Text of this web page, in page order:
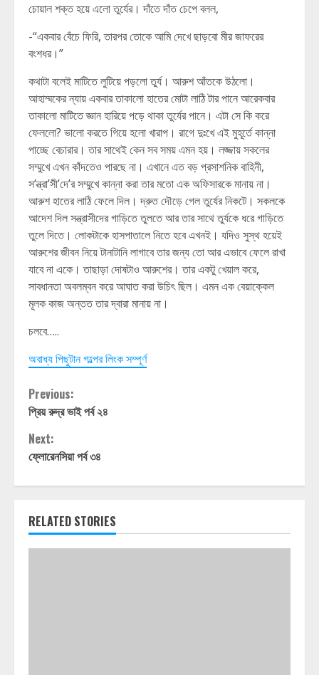
চোয়াল শক্ত হয়ে এলো তুর্যের। দাঁতে দাঁত চেপে বলল,
-“একবার বেঁচে ফিরি, তারপর তোকে আমি দেখে ছাড়বো মীর জাফরের
বংশধর।”
কথাটা বলেই মাটিতে লুটিয়ে পড়লো তুর্য। আরুশ আঁতকে উঠলো।
আহাম্মকের ন্যায় একবার তাকালো হাতের মোটা লাঠি টার পানে আরেকবার
তাকালো মাটিতে জ্ঞান হারিয়ে পড়ে থাকা তুর্যের পানে। এটা সে কি করে
ফেললো? ভালো করতে গিয়ে হলো খারাপ। রাগে দুঃখে এই মুহূর্তে কান্না
পাচ্ছে বেচারার। তার সাথেই কেন সব সময় এমন হয়। লজ্জায় সকলের
সম্মুখে এখন কাঁদতেও পারছে না। এখানে এত বড় প্রসাশনিক বাহিনী,
স’ন্ত্রা’সী’দে’র সম্মুখে কান্না করা তার মতো এক অফিসারকে মানায় না।
আরুশ হাতের লাঠি ফেলে দিল। দ্রুত দৌড়ে গেল তুর্যের নিকটে। সকলকে
আদেশ দিল সন্ত্রাসীদের গাড়িতে তুলতে আর তার সাথে তুর্যকে ধরে গাড়িতে
তুলে দিতে। লোকটাকে হাসপাতালে নিতে হবে এখনই। যদিও সুস্থ হয়েই
আরুশের জীবন নিয়ে টানাটানি লাগাবে তার জন্য তো আর এভাবে ফেলে রাখা
যাবে না একে। তাছাড়া দোষটাও আরুশের। তার একটু খেয়াল করে,
সাবধানতা অবলম্বন করে আঘাত করা উচিৎ ছিল। এমন এক বেয়াক্কেল
মূলক কাজ অন্তত তার দ্বারা মানায় না।
চলবে…..
অবাধ্য পিছুটান গল্পের লিংক সম্পূর্ণ
Continue
Reading
Previous:
প্রিয় রুদ্র ভাই পর্ব ২৪
Next:
ফ্লোরেনসিয়া পর্ব ৩৪
RELATED STORIES